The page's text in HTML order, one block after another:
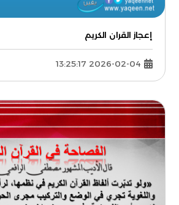
إعجاز القران الكريم
2026-02-04 13:25:17